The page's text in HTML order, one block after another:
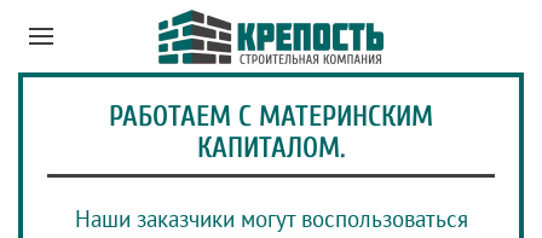
РАБОТАЕМ С МАТЕРИНСКИМ
КАПИТАЛОМ.
Наши заказчики могут воспользоваться